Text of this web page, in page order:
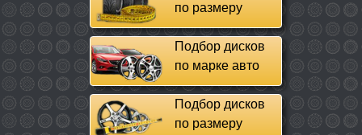
по размеру
Подбор дисков
по марке авто
Подбор дисков
по размеру